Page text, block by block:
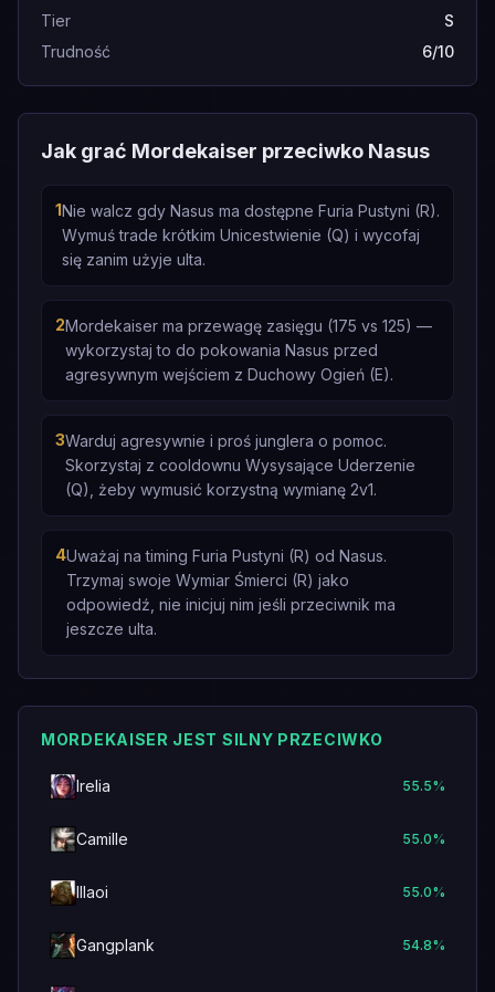
Tier
S
Trudność
6/10
Jak grać Mordekaiser przeciwko Nasus
1Nie walcz gdy Nasus ma dostępne Furia Pustyni (R).
Wymuś trade krótkim Unicestwienie (Q) i wycofaj
się zanim użyje ulta.
2Mordekaiser ma przewagę zasięgu (175 vs 125) —
wykorzystaj to do pokowania Nasus przed
agresywnym wejściem z Duchowy Ogień (E).
3Warduj agresywnie i proś junglera o pomoc.
Skorzystaj z cooldownu Wysysające Uderzenie
(Q), żeby wymusić korzystną wymianę 2v1.
4Uważaj na timing Furia Pustyni (R) od Nasus.
Trzymaj swoje Wymiar Śmierci (R) jako
odpowiedź, nie inicjuj nim jeśli przeciwnik ma
jeszcze ulta.
MORDEKAISER JEST SILNY PRZECIWKO
Irelia 55.5%
Camille 55.0%
Illaoi 55.0%
Gangplank 54.8%